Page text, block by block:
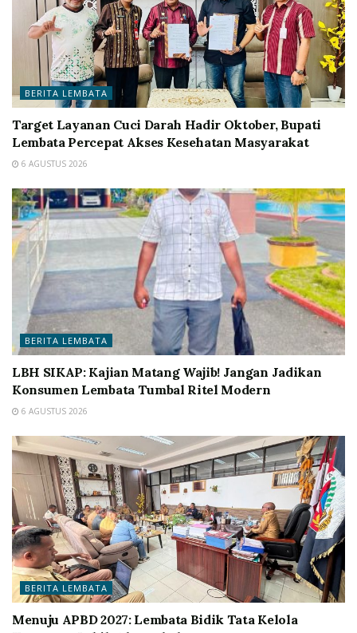
BERITA LEMBATA
Target Layanan Cuci Darah Hadir Oktober, Bupati
Lembata Percepat Akses Kesehatan Masyarakat
6 AGUSTUS 2026
BERITA LEMBATA
LBH SIKAP: Kajian Matang Wajib! Jangan Jadikan
Konsumen Lembata Tumbal Ritel Modern
6 AGUSTUS 2026
BERITA LEMBATA
Menuju APBD 2027: Lembata Bidik Tata Kelola